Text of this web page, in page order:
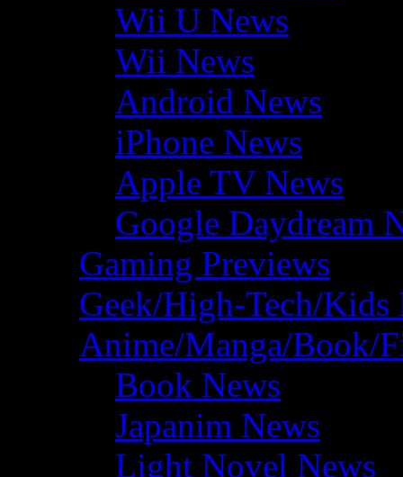
Wii U News
Wii News
Android News
iPhone News
Apple TV News
Google Daydream
Gaming Previews
Geek/High-Tech/Kids
Anime/Manga/Book/
Book News
Japanim News
Light Novel News